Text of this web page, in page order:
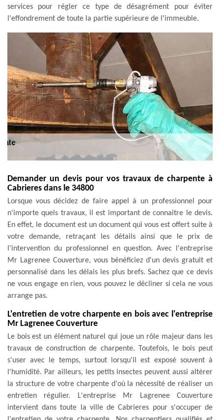
services pour régler ce type de désagrément pour éviter
l'effondrement de toute la partie supérieure de l'immeuble.
Demander un devis pour vos travaux de charpente à
Cabrieres dans le 34800
Lorsque vous décidez de faire appel à un professionnel pour
n'importe quels travaux, il est important de connaitre le devis.
En effet, le document est un document qui vous est offert suite à
votre demande, retraçant les détails ainsi que le prix de
l'intervention du professionnel en question. Avec l'entreprise
Mr Lagrenee Couverture, vous bénéficiez d'un devis gratuit et
personnalisé dans les délais les plus brefs. Sachez que ce devis
ne vous engage en rien, vous pouvez le décliner si cela ne vous
arrange pas.
L'entretien de votre charpente en bois avec l'entreprise
Mr Lagrenee Couverture
Le bois est un élément naturel qui joue un rôle majeur dans les
travaux de construction de charpente. Toutefois, le bois peut
s'user avec le temps, surtout lorsqu'il est exposé souvent à
l'humidité. Par ailleurs, les petits insectes peuvent aussi altérer
la structure de votre charpente d'où la nécessité de réaliser un
entretien régulier. L'entreprise Mr Lagrenee Couverture
intervient dans toute la ville de Cabrieres pour s'occuper de